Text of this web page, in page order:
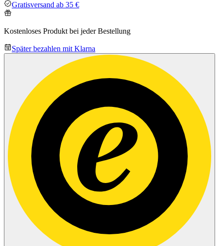
Gratisversand ab 35 €
Kostenloses Produkt bei jeder Bestellung
Später bezahlen mit Klarna